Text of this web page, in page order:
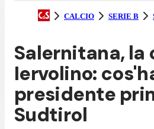
CALCIO SERIE B
Salernitana, la
Iervolino:
presidente
Sudtirol